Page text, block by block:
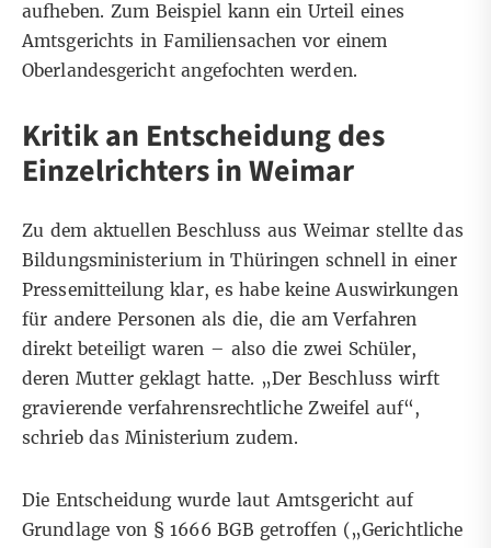
aufheben. Zum Beispiel kann ein Urteil eines
Amtsgerichts in Familiensachen vor einem
Oberlandesgerichtangefochten werden.
Kritik an Entscheidung des
Einzelrichters in Weimar
Zu dem aktuellen Beschluss aus Weimar stellte das
Bildungsministerium in Thüringen schnell in einer
Pressemitteilungklar, es habe keine Auswirkungen
für andere Personen als die, die am Verfahren
direkt beteiligt waren – also die zwei Schüler,
deren Mutter geklagt hatte. „Der Beschluss wirft
gravierende verfahrensrechtliche Zweifel auf“,
schrieb das Ministerium zudem.
Die Entscheidung wurde laut Amtsgericht auf
Grundlage von § 1666 BGB getroffen („Gerichtliche